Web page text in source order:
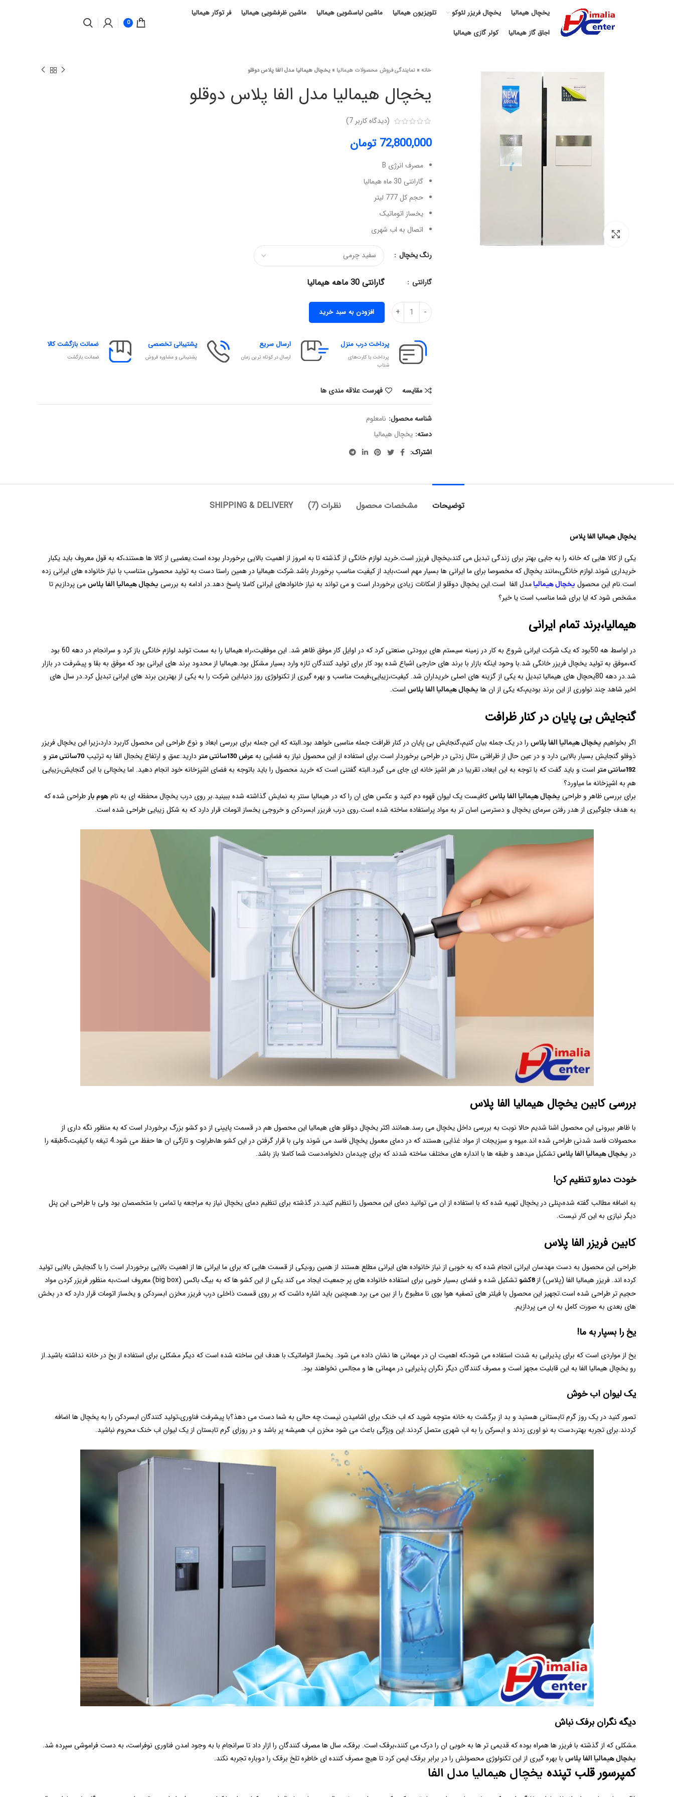
یخچال هیمالیا یخچال فریزر لئوکو تلویزیون هیمالیا ماشین لباسشویی هیمالیا ماشین ظرفشویی هیمالیا
فر توکار هیمالیا
اجاق گاز هیمالیا
کولر گازی هیمالیا
0
برای بزرگنمایی کلیک کنید
خانه»نمایندگی فروش محصولات هیمالیا »یخچال هیمالیا مدل الفا پلاس دوقلو
یخچال هیمالیا مدل الفا پلاس دوقلو
(دیدگاه کاربر7
)
72,800,000 تومان
مصرف انرژی B
گارانتی 30 ماه هیمالیا
حجم کل 777 لیتر
یخساز اتوماتیک
اتصال به اب شهری
رنگ یخچال
گارانتی گارانتی 30 ماهه هیمالیا
افزودن به سبد خرید
پرداخت درب منزل
پرداخت با کارت‌های
شتاب
ارسال سریع
ارسال در کوتاه ترین زمان
پشتیبانی تخصصی
پشتیبانی و مشاوره فروش
ضمانت بازگشت کالا
ضمانت بازگشت
مقایسه فهرست علاقه مندی ها
شناسه محصول: نامعلوم
دسته: یخچال هیمالیا
اشتراک
توضیحات مشخصات محصول نظرات (7) SHIPPING & DELIVERY
یخچال هیمالیا الفا پلاس
یکی از کالا هایی که خانه را به جایی بهتر برای زندگی تبدیل می کند،یخچال فریزر است.خرید لوازم خانگی از گذشته تا به امروز از اهمیت بالایی برخوردار بوده است.یعضیی از کالا ها هستند،که به قول معروف باید یکبار
خریداری شوند.لوازم خانگی،مانند یخچال که مخصوصا برای ما ایرانی ها بسیار مهم است،باید از کیفیت مناسب برخوردار باشد.شرکت هیمالیا در همین راستا دست به تولید محصولی متناسب با نیاز خانواده های ایرانی زده
است.نام این محصول یخچال هیمالیامدل الفا است.این یخچال دوقلو از امکانات زیادی برخوردار است و می تواند به نیاز خانوادهای ایرانی کاملا پاسخ دهد.در ادامه به بررسی یخچال هیمالیا الفا پلاسمی پردازیم تا
مشخص شود که ایا برای شما مناسب است یا خیر؟
هیمالیا،برند تمام ایرانی
در اواسط هه 50بود که یک شرکت ایرانی شروع به کار در زمینه سیستم های برودتی صنعتی کرد که در اوایل کار موفق ظاهر شد. این موفقیت،راه هیمالیا را به سمت تولبد لوازم خانگی باز کرد و سرانجام در دهه 60 بود
که،موفق به تولید یخچال فریزر خانگی شد.با وحود اینکه بازار با برند های حارجی اشباع شده بود کار برای تولید کنندگان تازه وارد بسیار مشکل بود.هیمالیا از محدود برند های ایرانی بود که موفق به بقا و پیشرفت در بازار
شد.در دهه 80یحچال های هیمالیا تبدیل به یکی از گزینه های اصلی خریداران شد. کیفیت،زیبایی،فیمت مناسب و بهره گیری از تکنولوژی روز دنیا،این شرکت را به یکی از بهترین برند های ایرانی تبدیل کرد.در سال های
اخیر شاهد چند نواوری از این برند بودیم،که یکی از ان ها یخچال هیمالیا الفا پلاس است.
گنجایش بی پایان در کنار ظرافت
اگر بخواهیم یخچال هیمالیا الفا پلاس را در یک جمله بیان کنیم،گنجایش بی پایان در کنار ظرافت جمله مناسبی خواهد بود.البته که این جمله برای بررسی ابعاد و نوع طراحی این محصول کاربرد دارد،زیرا این یخچال فریزر
ذوفلو گنجایش بسیار بالایی دارد و در عین حال از ظرافتی مثال زدتی در طراحی برخوردار است.برای استفاده از این محصول نیاز به فضایی بهعرض 130سانتی متر دارید.عمق و ارتفاع یخجال الفا به ترتیب 70سانتی متر
و
192سانتی متر
است و باید گفت که با توجه به این ابعاد، تقریبا در هر اشپز خانه ای جای می گیرد.البته گفتنی است که خرید محصول را باید باتوجه به فضای اشپزخانه خود انجام دهید. اما یخچالی با این گنجایش،زیبایی
هم به اشپزخانه ما میاورد؟
برای بررسی ظاهر و طراحی یخچال هیمالیا الفا پلاسکافیست یک لیوان قهوه دم کنید و عکس های ان را که در هیمالیا سنتر به نمایش گذاشته شده ببینید.بر روی درب یخچال محفظه ای به نامهوم بارطراحی شده که
به هدف جلوگیری از هدر رفتن سرمای یخچال و دسترسی اسان تر به مواد پراستفاده ساخته شده است.روی درب فریزر ابسردکن و خروجی یخساز اتومات قرار دارد که به شکل زیبایی طراحی شده است.‌
بررسی کابین یخچال هیمالیا الفا پلاس
با ظاهر بیرونی این محصول اشنا شدیم حالا نوبت به بررسی داخل یخچال می رسد.همانند اکثر یخچال دوقلو های هیمالیا این محصول هم در قسمت پایینی از دو کشو بزرگ برخوردار است که به منظور نگه داری از
محصولات فاسد شدنی طراحی شده اند.میوه و سبزیجات از مواد غذایی هستند که در دمای معمول یخچال فاسد می شوند ولی با قرار گرفتن در این کشو ها،طراوت و تازگی ان ها حفظ می شود.4 تیغه با کیفیت،5طبقه را
در یخچال هیمالیا الفا پلاستشکیل میدهد و طبقه ها با انداره های مختلف ساخته شدند که برای چیدمان دلخواه،دست شما کاملا باز باشد.
خودت دمارو تنظیم کن!
به اضافه مطالب گفته شده،پنلی در یخچال تهبیه شده که با استفاده از ان می توانید دمای این محصول را تنظیم کنید.در گذشته برای تنظیم دمای یخچال نیاز به مراجعه یا تماس با متخصصان بود ولی با طراحی این پنل
دیگر نیازی به این کار نیست.
کابین فریزر الفا پلاس
طراحی این محصول به دست مهدسان ایرانی انجام شده که به خوبی از نیاز خانواده های ایرانی مطلع هستند از همین رو،یکی از قسمت هایی که برای ما ایرانی ها از اهمیت بالایی برخوردار است را با گنجایش بالایی تولید
کرده اند. فریزر هیمالیا الفا (پلاس) از
تشکیل شده و فضای بسیار خوبی برای استفاده خانواده های پر جمعیت ایجاد می کند.یکی از این کشو ها که به بیگ باکس (big box) معروف است،به منظور فریزر کردن مواد
حجیم تر طراحی شده است.تجهیز این محصول با فیلتر های تصفیه هوا بوی نا مطبوع را از بین می برد.همچنین باید اشاره داشت که بر روی قسمت ذاخلی درب فریزر مخزن ابسردکن و یخساز اتومات قرار دارد که در بخش
های بعدی به صورت کامل به ان می پردازیم.
یخ را بسپار به ما!
یخ از مواردی است که برای پذیرایی به شدت استفاده می شود،که اهمیت ان در مهمانی ها نشان داده می شود. یخساز اتواماتیک با هدف این ساخته شده است که دیگر مشکلی برای استفاده از یخ در خانه نداشته باشید.از
رو یخچال هیمالیا الفا به این قابلیت مجهز است و مصرف کنندگان دیگر نگران پذیرایی در مهمانی ها و مجالس نخواهند بود.
یک لیوان اب خوش
تصور کنید در یک روز گرم تابستانی هستید و بد از برگشت به خانه متوجه شوید که اب خنک برای اشامیدن نیست.چه حالی به شما دست می دهذ؟با پیشرفت فناوری،تولید کنندگان ابسردکن را به یخچال ها اضافه
کردند.برای تجربه بهتر،دست به نو اوری زدند و ابسرکن را به اب شهری متصل کردند.این ویژگی باعث می شود مخزن اب همیشه پر باشد و در روزای گرم تابستان از یک لیوان اب خنک محروم نباشید.
دیگه نگران برفک نباش
مشکلی که از گذشته با فریزر ها همراه بوده که قدیمی تر ها به خوبی ان را درک می کنند،برفک است. برفک، سال ها مصرف کنندگان را ازار داد تا سرانجام با به وجود امدن فناوری نوفراست، به دست فراموشی سپرده شد.
یخچال هیمالیا الفا پلاس با بهره گیری از این تکنولوژی محصولش را در برابر برفک ایمن کرد تا هیچ مصرف کننده ای خاطره تلخ برفک را دوباره تجربه نکند.
کمپرسور قلب تپنده یخچال هیمالیا مدل الفا